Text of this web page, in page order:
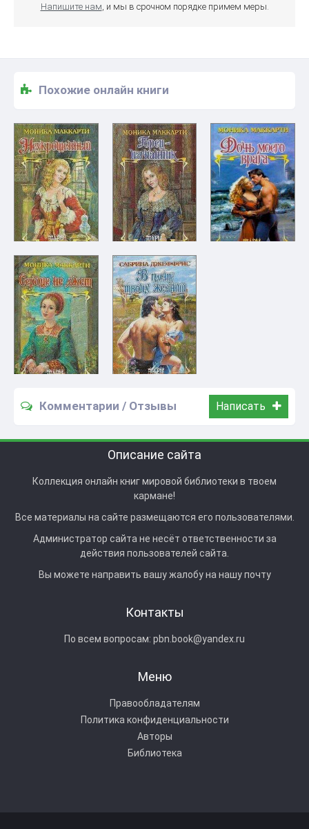
Напишите нам , и мы в срочном порядке примем меры.
Похожие онлайн книги
Комментарии / Отзывы Написать
Описание сайта
Коллекция онлайн книг мировой библиотеки в твоем
кармане!
Все материалы на сайте размещаются его пользователями.
Администратор сайта не несёт ответственности за
действия пользователей сайта.
Вы можете направить вашу жалобу на нашу почту
Контакты
По всем вопросам: pbn.book@yandex.ru
Меню
Правообладателям
Политика конфиденциальности
Авторы
Библиотека